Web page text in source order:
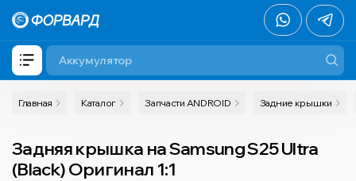
Главная Каталог Запчасти ANDROID Задние крышки
Задняя крышка на Samsung S25 Ultra
(Black) Оригинал 1:1